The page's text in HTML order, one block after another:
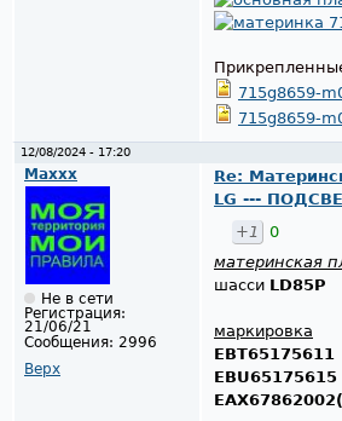
715g8659-
715g8659-
12/08/2024 - 17:20
Maxxx
Не в сети
Регистрация:
21/06/21
Сообщения: 2996
Верх
Re:
LG ---
+1
0
материнская
шасси LD85P
маркировка
EBT65175611
EBU65175615